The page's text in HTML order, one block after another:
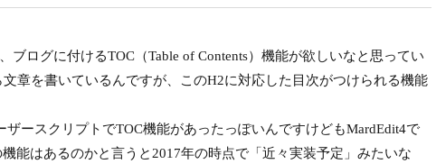
ブログに付けるTOC（Table of Contents）機能が欲しいなと思ってい
章を書いているんですが、このH2に対応した目次がつけられる機能
ースクリプトでTOC機能があったっぽいんですけどもMardEdit4で
能はあるのかと言うと2017年の時点で「近々実装予定」みたいな